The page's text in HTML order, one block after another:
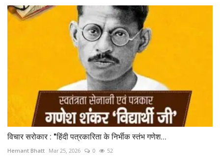
विचार सरोकार : "हिंदी पत्रकारिता के निर्भीक स्तंभ गणेश...
Hemant Bhatt Mar 25, 2026 0 52